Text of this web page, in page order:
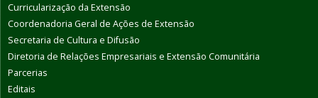
Curricularização da Extensão
Coordenadoria Geral de Ações de Extensão
Secretaria de Cultura e Difusão
Diretoria de Relações Empresariais e Extensão Comunitária
Parcerias
Editais